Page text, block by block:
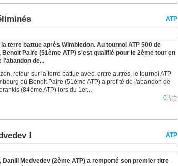
ATP
terre battue après Wimbledon. Au tournoi ATP 500 de
Benoit Paire (51ème ATP) s'est qualifié pour le 2ème tour en
l'abandon de...
retour sur la terre battue avec, entre autres, le tournoi ATP
où Benoit Paire (51ème ATP) a profité de l'abandon de
(84ème ATP) lors du 1er...
0
!
ATP
Daniil Medvedev (2ème ATP) a remporté son premier titre